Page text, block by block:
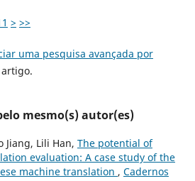
> >>
uma pesquisa avançada por
mesmo(s) autor(es)
Jiang, Lili Han, The potential of
evaluation: A case study of the
machine translation , Cadernos